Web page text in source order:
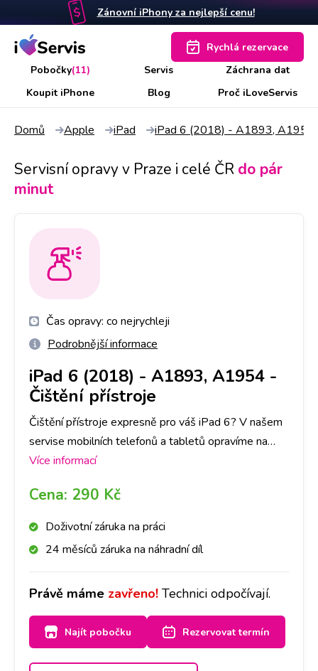
Zánovní iPhony za nejlepší cenu!
Pobočky(11) Servis
Záchrana dat
Koupit iPhone
Blog Proč iLoveServis
Rychlá rezervace
Domů Apple iPad iPad 6 (2018) - A1893, A1954
Servisní opravy v Praze i celé ČR do pár
minut
Čas opravy: co nejrychleji
Podrobnější informace
iPad 6 (2018) - A1893, A1954 -
Čištění přístroje
Čištění přístroje expresně pro váš iPad 6? V našem
servise mobilních telefonů a tabletů opravíme na
Apple jakoukoli závadu rychle a na počkání. Na
sklady dílů, tak abyste ještě DNES měli svůj iPad 6
opravený v Praze, Brně, Ostravě, Olomouci, Liberci a
Více informací
Cena: 290 Kč
Doživotní záruka na práci
24 měsíců záruka na náhradní díl
Právě máme zavřeno! Technici odpočívají.
Najít pobočku Rezervovat termín